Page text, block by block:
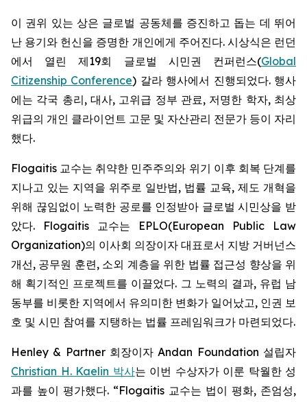
이 권위 있는 상은 글로벌 공동체를 증진하고 돕는 데 뛰어
난 용기와 헌신을 증명한 개인에게 주어진다. 시상식은 런던
에서 열린 제19회 글로벌 시민권 컨퍼런스(Global
Citizenship Conference) 갈라 행사에서 진행되었다. 행사
에는 각국 총리, 대사, 고위급 정부 관료, 저명한 학자, 최상
위급의 개인 클라이언트 고문 및 자산관리 전문가 등이 자리
했다.
Flogaitis 교수는 취약한 민주주의와 위기 이후 회복 단계를
지나고 있는 지역을 위주로 일반법, 법률 교육, 제도 개혁을
위해 끊임없이 노력한 공로를 인정받아 글로벌 시민상을 받
았다. Flogaitis 교수는 EPLO(European Public Law
Organization)의 이사회 의장이자 대표로서 지방 거버넌스
개선, 공무원 훈련, 소외 계층을 위한 법률 접근성 향상을 위
해 획기적인 프로젝트를 이끌었다. 그 노력의 결과, 유럽 남
동부를 비롯한 지역에서 유의미한 변화가 일어났고, 인권 보
호 및 시민 참여를 지탱하는 법률 프레임워크가 마련되었다.
Henley & Partner 회장이자 Andan Foundation 설립자
Christian H. Kaelin 박사는 이번 수상자가 이룬 탁월한 성
과를 높이 평가했다. “Flogaitis 교수는 법이 평화, 존엄성,